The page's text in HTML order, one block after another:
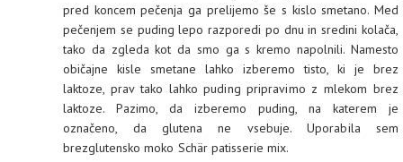
pred koncem pečenja ga prelijemo še s kislo smetano. Med
pečenjem se puding lepo razporedi po dnu in sredini kolača,
tako da zgleda kot da smo ga s kremo napolnili. Namesto
običajne kisle smetane lahko izberemo tisto, ki je brez
laktoze, prav tako lahko puding pripravimo z mlekom brez
laktoze. Pazimo, da izberemo puding, na katerem je
označeno, da glutena ne vsebuje. Uporabila sem
brezglutensko moko Schär patisserie mix.